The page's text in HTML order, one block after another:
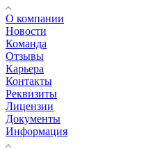
О компании
Новости
Команда
Отзывы
Карьера
Контакты
Реквизиты
Лицензии
Документы
Информация